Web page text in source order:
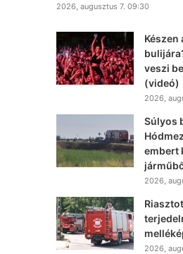
2026, augusztus 7. 09:30
Készen
veszi
(videó)
2026,
Súlyos
embert
2026,
2026,